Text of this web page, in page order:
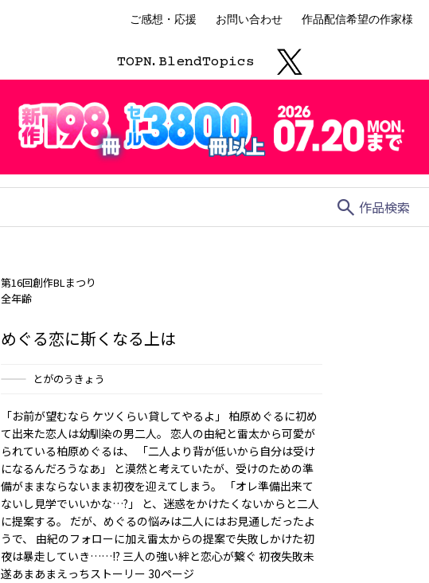
ご感想・応援 お問い合わせ 作品配信希望の作家様
TOPN. BlendTopics
search 作品検索
第16回創作BLまつり
全年齢
めぐる恋に斯くなる上は
とがのうきょう
「お前が望むなら ケツくらい貸してやるよ」 柏原めぐるに初め
て出来た恋人は幼馴染の男二人。 恋人の由紀と雷太から可愛が
られている柏原めぐるは、 「二人より背が低いから自分は受け
になるんだろうなあ」 と漠然と考えていたが、受けのための準
備がままならないまま初夜を迎えてしまう。 「オレ準備出来て
ないし見学でいいかな…?」 と、迷惑をかけたくないからと二人
に提案する。 だが、めぐるの悩みは二人にはお見通しだったよ
うで、 由紀のフォローに加え雷太からの提案で失敗しかけた初
夜は暴走していき……!? 三人の強い絆と恋心が繋ぐ 初夜失敗未
遂あまあまえっちストーリー 30ページ